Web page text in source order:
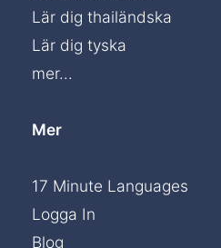
Lär dig thailändska
Lär dig tyska
mer...
Mer
17 Minute Languages
Logga In
Blog